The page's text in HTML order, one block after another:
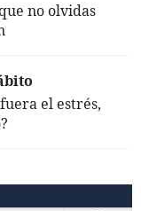
no olvidas
el estrés,